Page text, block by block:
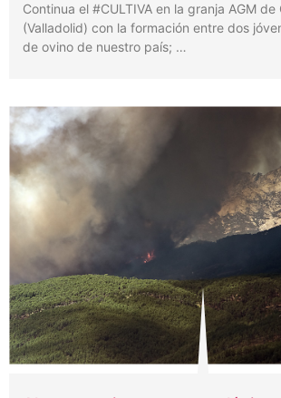
Continua el #CULTIVA en la granja AGM de
(Valladolid) con la formación entre dos
de ovino de nuestro país; …